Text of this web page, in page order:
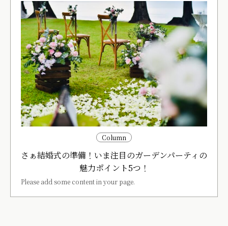
Column
さぁ結婚式の準備！いま注目のガーデンパーティの
魅力ポイント5つ！
Please add some content in your page.